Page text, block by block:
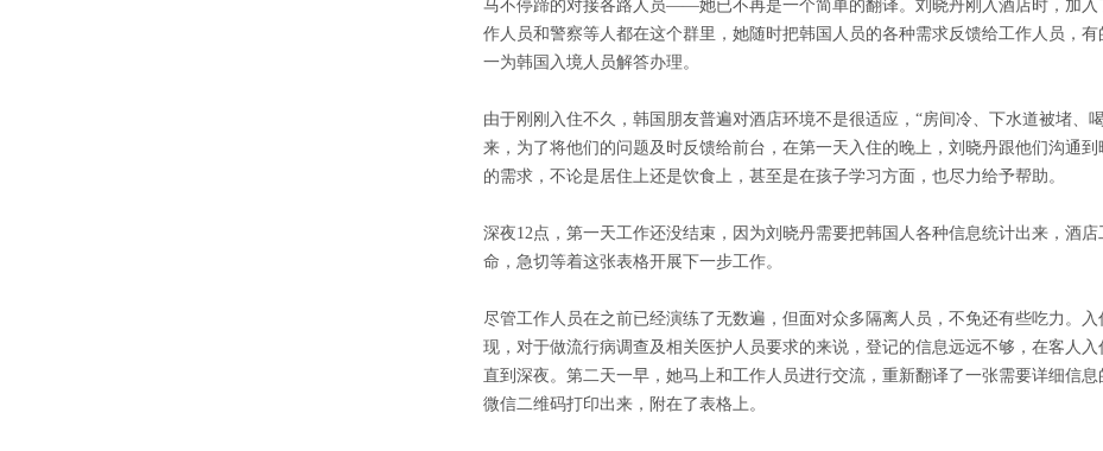
马不停蹄的对接各路人员——她已不再是一个简单的翻译。刘晓丹刚入酒店时，加
作人员和警察等人都在这个群里，她随时把韩国人员的各种需求反馈给工作人员，
一为韩国入境人员解答办理。
由于刚刚入住不久，韩国朋友普遍对酒店环境不是很适应，“房间冷、下水道被堵
来，为了将他们的问题及时反馈给前台，在第一天入住的晚上，刘晓丹跟他们沟通
的需求，不论是居住上还是饮食上，甚至是在孩子学习方面，也尽力给予帮助。
深夜12点，第一天工作还没结束，因为刘晓丹需要把韩国人各种信息统计出来，酒
命，急切等着这张表格开展下一步工作。
尽管工作人员在之前已经演练了无数遍，但面对众多隔离人员，不免还有些吃力。
现，对于做流行病调查及相关医护人员要求的来说，登记的信息远远不够，在客人
直到深夜。第二天一早，她马上和工作人员进行交流，重新翻译了一张需要详细信
微信二维码打印出来，附在了表格上。